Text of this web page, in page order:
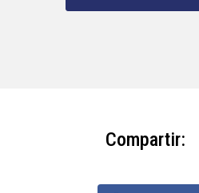
Compartir: